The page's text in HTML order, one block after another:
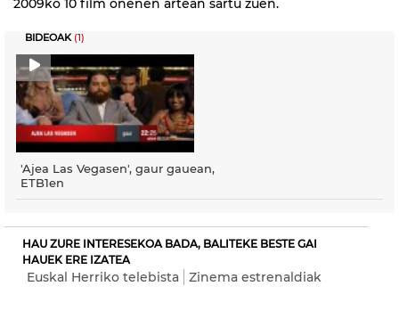
2009ko 10 film onenen artean sartu zuen.
BIDEOAK(1)
'Ajea Las Vegasen', gaur gauean,
ETB1en
HAU ZURE INTERESEKOA BADA, BALITEKE BESTE GAI
HAUEK ERE IZATEA
Euskal Herriko telebista Zinema estrenaldiak